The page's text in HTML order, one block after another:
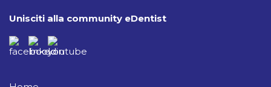
Unisciti alla community eDentist